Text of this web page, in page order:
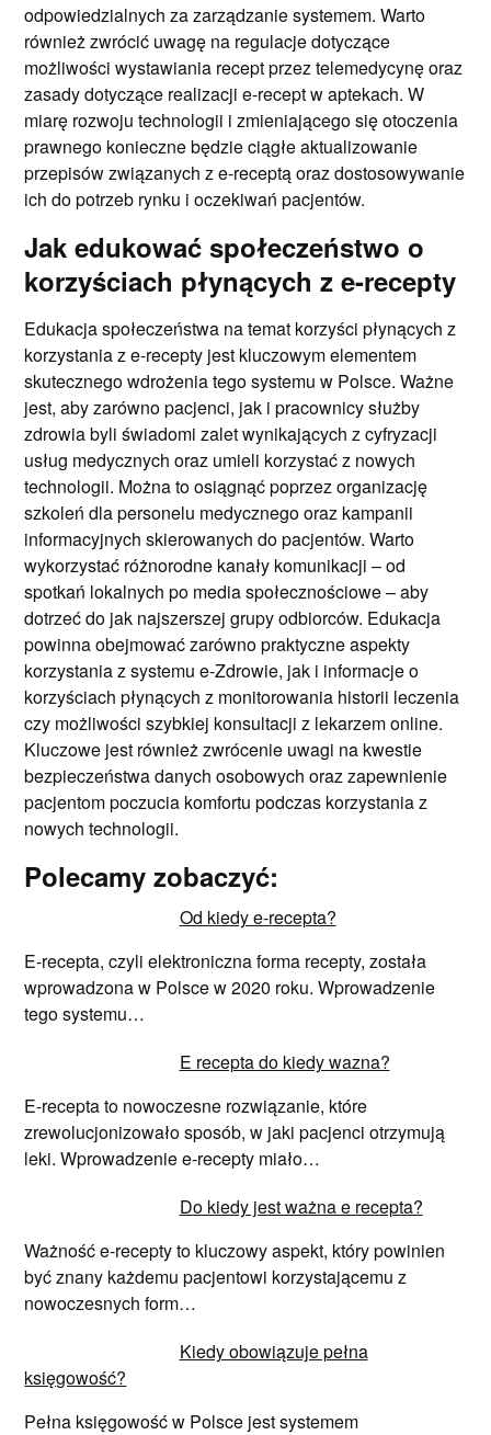
odpowiedzialnych za zarządzanie systemem. Warto
również zwrócić uwagę na regulacje dotyczące
możliwości wystawiania recept przez telemedycynę oraz
zasady dotyczące realizacji e-recept w aptekach. W
miarę rozwoju technologii i zmieniającego się otoczenia
prawnego konieczne będzie ciągłe aktualizowanie
przepisów związanych z e-receptą oraz dostosowywanie
ich do potrzeb rynku i oczekiwań pacjentów.
Jak edukować społeczeństwo o
korzyściach płynących z e-recepty
Edukacja społeczeństwa na temat korzyści płynących z
korzystania z e-recepty jest kluczowym elementem
skutecznego wdrożenia tego systemu w Polsce. Ważne
jest, aby zarówno pacjenci, jak i pracownicy służby
zdrowia byli świadomi zalet wynikających z cyfryzacji
usług medycznych oraz umieli korzystać z nowych
technologii. Można to osiągnąć poprzez organizację
szkoleń dla personelu medycznego oraz kampanii
informacyjnych skierowanych do pacjentów. Warto
wykorzystać różnorodne kanały komunikacji – od
spotkań lokalnych po media społecznościowe – aby
dotrzeć do jak najszerszej grupy odbiorców. Edukacja
powinna obejmować zarówno praktyczne aspekty
korzystania z systemu e-Zdrowie, jak i informacje o
korzyściach płynących z monitorowania historii leczenia
czy możliwości szybkiej konsultacji z lekarzem online.
Kluczowe jest również zwrócenie uwagi na kwestie
bezpieczeństwa danych osobowych oraz zapewnienie
pacjentom poczucia komfortu podczas korzystania z
nowych technologii.
Polecamy zobaczyć:
Od kiedy e-recepta?
E-recepta, czyli elektroniczna forma recepty, została
wprowadzona w Polsce w 2020 roku. Wprowadzenie
tego systemu…
E recepta do kiedy wazna?
E-recepta to nowoczesne rozwiązanie, które
zrewolucjonizowało sposób, w jaki pacjenci otrzymują
leki. Wprowadzenie e-recepty miało…
Do kiedy jest ważna e recepta?
Ważność e-recepty to kluczowy aspekt, który powinien
być znany każdemu pacjentowi korzystającemu z
nowoczesnych form…
Kiedy obowiązuje pełna
księgowość?
Pełna księgowość w Polsce jest systemem